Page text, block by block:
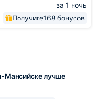
за 1 ночь
Получите168 бонусов
Мансийске лучше